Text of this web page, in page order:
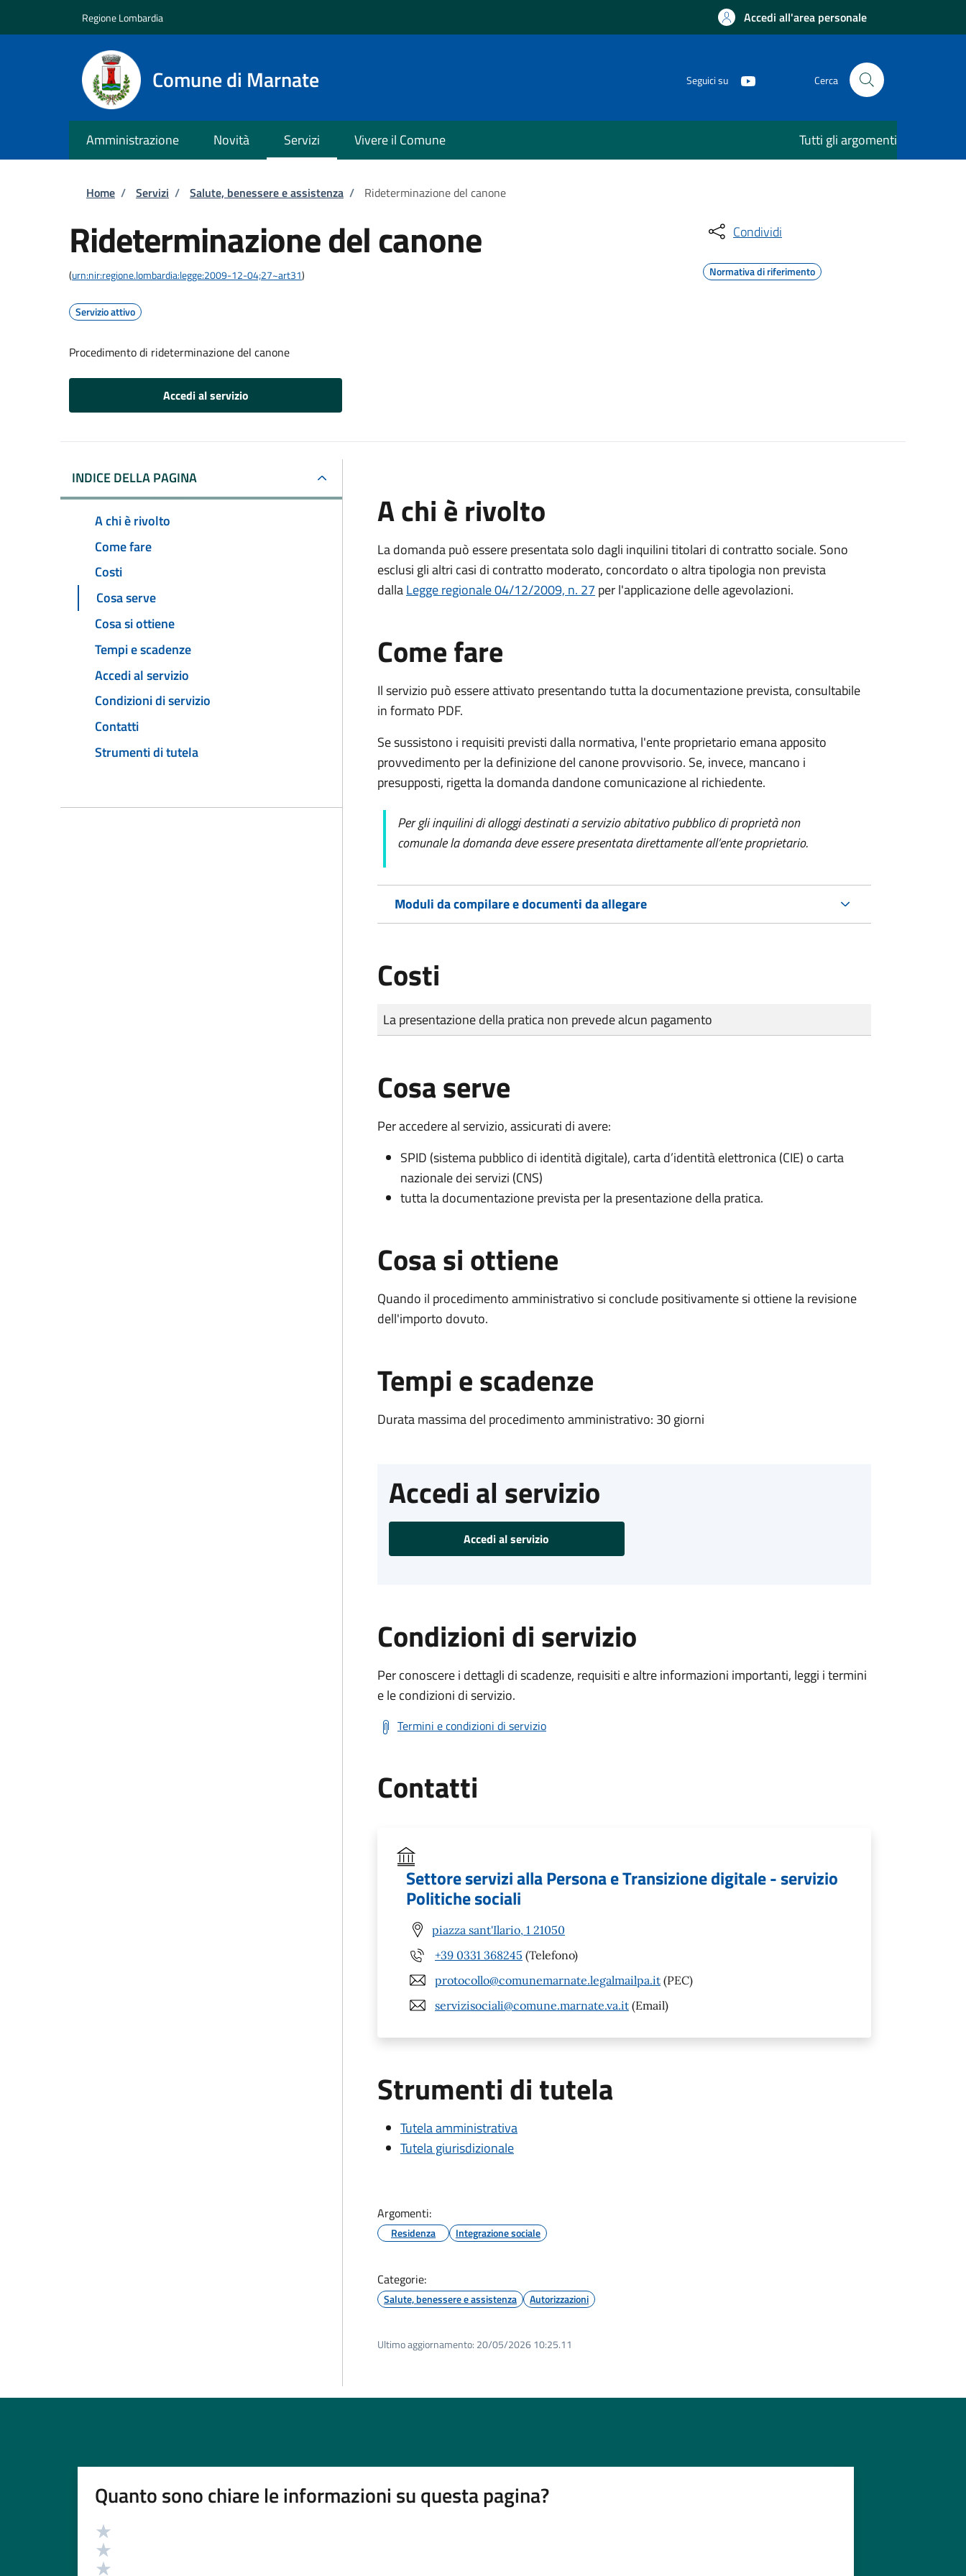
Regione Lombardia Accedi all'area personale
Comune di Marnate Seguici su Cerca
Amministrazione Novità Servizi Vivere il Comune Tutti gli argomenti
Briciole di pane
Home / Servizi / Salute, benessere e assistenza / Rideterminazione del canone
Rideterminazione del canone
(urn:nir:regione.lombardia:legge:2009-12-04;27~art31)
Servizio attivo
Procedimento di rideterminazione del canone
Accedi al servizio
Condividi
Normativa di riferimento
INDICE DELLA PAGINA
A chi è rivolto
Come fare
Costi
Cosa serve
Cosa si ottiene
Tempi e scadenze
Accedi al servizio
Condizioni di servizio
Contatti
Strumenti di tutela
A chi è rivolto
La domanda può essere presentata solo dagli inquilini titolari di contratto sociale. Sono
esclusi gli altri casi di contratto moderato, concordato o altra tipologia non prevista
dallaLegge regionale 04/12/2009, n. 27 per l'applicazione delle agevolazioni.
Come fare
Il servizio può essere attivato presentando tutta la documentazione prevista, consultabile
in formato PDF.
Se sussistono i requisiti previsti dalla normativa, l'ente proprietario emana apposito
provvedimento per la definizione del canone provvisorio. Se, invece, mancano i
presupposti, rigetta la domanda dandone comunicazione al richiedente.
Per gli inquilini di alloggi destinati a servizio abitativo pubblico di proprietà non
comunale la domanda deve essere presentata direttamente all’ente proprietario.
Moduli da compilare e documenti da allegare
Costi
Tipo di pagamento
Importo
La presentazione della pratica non prevede alcun pagamento
Cosa serve
Per accedere al servizio, assicurati di avere:
SPID (sistema pubblico di identità digitale), carta d’identità elettronica (CIE) o carta
nazionale dei servizi (CNS)
tutta la documentazione prevista per la presentazione della pratica.
Cosa si ottiene
Quando il procedimento amministrativo si conclude positivamente si ottiene la revisione
dell'importo dovuto.
Tempi e scadenze
Durata massima del procedimento amministrativo: 30 giorni
Accedi al servizio
Accedi al servizio
Condizioni di servizio
Per conoscere i dettagli di scadenze, requisiti e altre informazioni importanti, leggi i termini
e le condizioni di servizio.
Termini e condizioni di servizio
Contatti
Settore servizi alla Persona e Transizione digitale - servizio
Politiche sociali
piazza sant'Ilario, 1 21050
+39 0331 368245 (Telefono)
protocollo@comunemarnate.legalmailpa.it (PEC)
servizisociali@comune.marnate.va.it (Email)
Strumenti di tutela
Tutela amministrativa
Tutela giurisdizionale
Argomenti:
Residenza Integrazione sociale
Categorie:
Salute, benessere e assistenza Autorizzazioni
Ultimo aggiornamento: 20/05/2026 10:25.11
Quanto sono chiare le informazioni su questa pagina?
Valutazione